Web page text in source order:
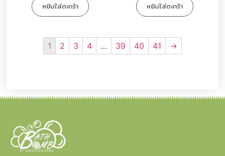
หยิบใส่ตะกร้า หยิบใส่ตะกร้า
1 2 3 4 … 39 40 41 →